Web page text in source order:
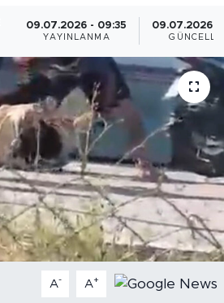
09.07.2026 - 09:35
YAYINLANMA
09.07.2026 -
A- A+